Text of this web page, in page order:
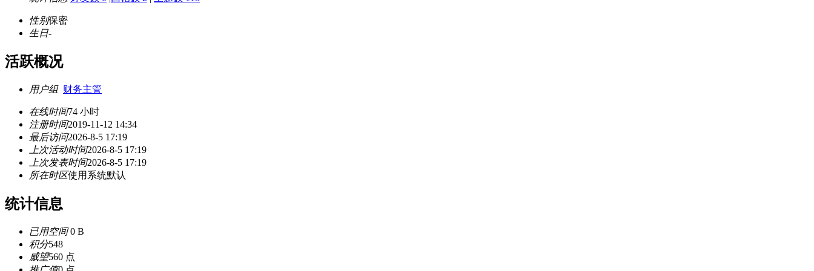
性别保密
生日-
活跃概况
用户组 财务主管
在线时间74 小时
注册时间2019-11-12 14:34
最后访问2026-8-5 17:19
上次活动时间2026-8-5 17:19
上次发表时间2026-8-5 17:19
所在时区使用系统默认
统计信息
已用空间0 B
积分548
威望560 点